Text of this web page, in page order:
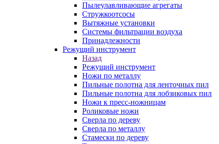
Пылеулавливающие агрегаты
Стружкоотсосы
Вытяжные установки
Системы фильтрации воздуха
Принадлежности
Режущий инструмент
Назад
Режущий инструмент
Ножи по металлу
Пильные полотна для ленточных пил
Пильные полотна для лобзиковых пил
Ножи к пресс-ножницам
Роликовые ножи
Сверла по дереву
Сверла по металлу
Стамески по дереву